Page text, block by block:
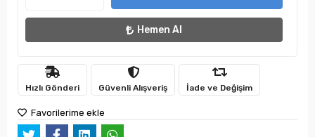
Hemen Al
Hızlı Gönderi Güvenli Alışveriş İade ve Değişim
Favorilerime ekle